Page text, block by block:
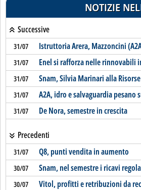
NOTIZIE
Successive
31/07 Istruttoria Arera, Mazzoncini
31/07 Enel si rafforza nelle rinnovabili
31/07 Snam, Silvia Marinari alla
31/07 A2A, idro e salvaguardia pesano
31/07 De Nora, semestre in crescita
Precedenti
31/07 Q8, punti vendita in aumento
30/07 Snam, nel semestre i ricavi
30/07 Vitol, profitti e retribuzioni da